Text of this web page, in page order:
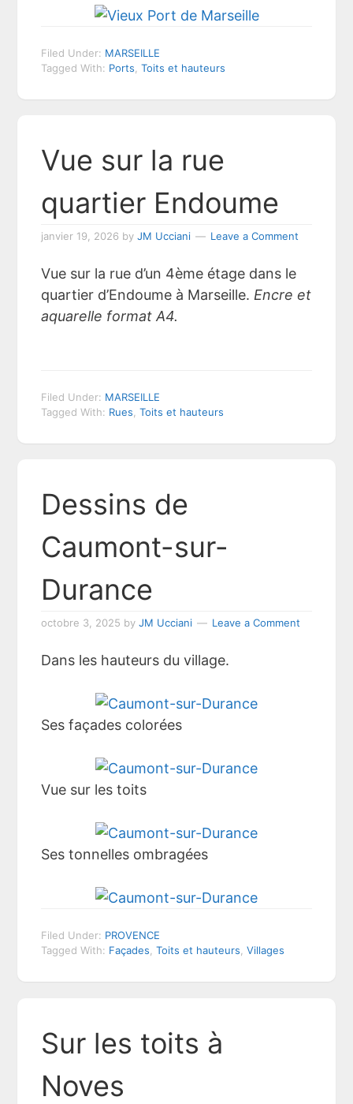
Filed Under: MARSEILLE
Tagged With: Ports ,Toits et hauteurs
Vue sur la rue
quartier Endoume
janvier 19, 2026 byJM Ucciani Leave a Comment
Vue sur la rue d’un 4ème étage dans le
quartier d’Endoume à Marseille.Encre et
aquarelle format A4.
Filed Under: MARSEILLE
Tagged With: Rues,Toits et hauteurs
Dessins de
Caumont-sur-
Durance
octobre 3, 2025 byJM Ucciani Leave a Comment
Dans les hauteurs du village.
Ses façades colorées
Vue sur les toits
Ses tonnelles ombragées
Filed Under: PROVENCE
Tagged With: Façades,Toits et hauteurs,Villages
Sur les toits à
Noves